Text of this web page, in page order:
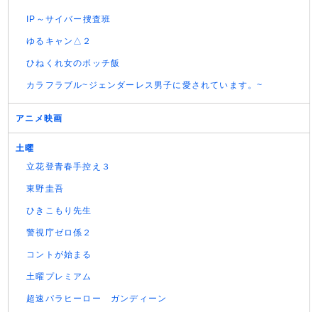
IP～サイバー捜査班
ゆるキャン△２
ひねくれ女のボッチ飯
カラフラブル~ジェンダーレス男子に愛されています。~
アニメ映画
土曜
立花登青春手控え３
東野圭吾
ひきこもり先生
警視庁ゼロ係２
コントが始まる
土曜プレミアム
超速パラヒーロー ガンディーン